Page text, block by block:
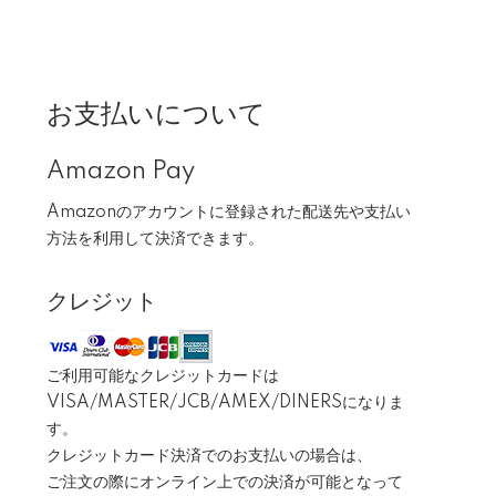
お支払いについて
Amazon Pay
Amazonのアカウントに登録された配送先や支払い
方法を利用して決済できます。
クレジット
ご利用可能なクレジットカードは
VISA/MASTER/JCB/AMEX/DINERSになりま
す。
クレジットカード決済でのお支払いの場合は、
ご注文の際にオンライン上での決済が可能となって